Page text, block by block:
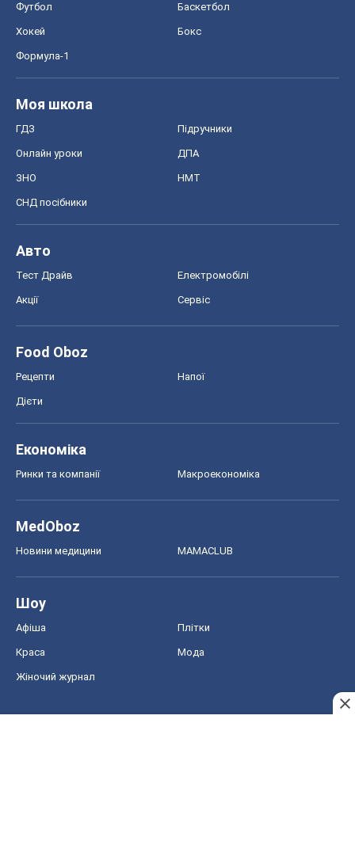
Футбол Баскетбол
Хокей Бокс
Формула-1
Моя школа
ГДЗ Підручники
Онлайн уроки ДПА
ЗНО НМТ
СНД посібники
Авто
Тест Драйв Електромобілі
Акції Сервіс
Food Oboz
Рецепти Напої
Дієти
Економіка
Ринки та компанії Макроекономіка
MedOboz
Новини медицини MAMACLUB
Шоу
Афіша Плітки
Краса Мода
Жіночий журнал